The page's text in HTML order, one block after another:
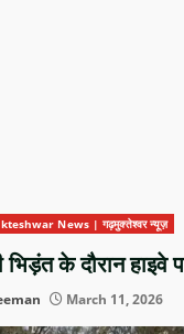
News | गढ़मुक्तेश्वर न्यूज़
के दौरान हाइवे
March 11, 2026